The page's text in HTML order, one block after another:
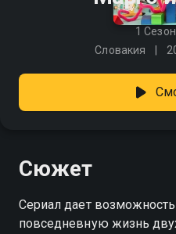
1 Сезон
Словакия
Сюжет
Сериал дает возможность
повседневную жизнь